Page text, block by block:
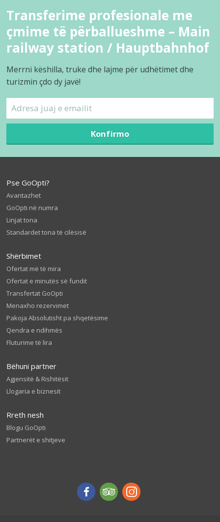
Transferime profesionale me
çmime të përballueshme – Main
railway station / Hauptbahnhof
Merrni këshilla, truke dhe lajme për udhëtimet dhe
turizmin çdo dy javë!
Konfirmo
Pse GoOpti?
Avantazhet
GoOpti në numra
Linjat tona
Standardet tona të cilësisë
Shërbimet
Ofertat më të mira
Ofertat e minutës së fundit
Transfertat GoOpti
Menaxho rezervimet
Pakoja Absolutisht pa shqetësime
Qendra e ndihmës
Fluturime të lira
Bëhuni partner
Agjensitë & Rishitësit
Llogaria e biznesit
Rreth nesh
Blogu GoOpti
Partnerët e shitjeve